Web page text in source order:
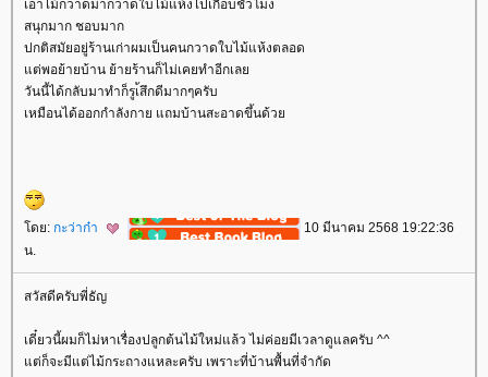
เอาไม้กวาดมากวาดใบไม้แห้งไปเกือบชั่วโมง
สนุกมาก ชอบมาก
ปกติสมัยอยู่ร้านเก่าผมเป็นคนกวาดใบไม้แห้งตลอด
ต่พอย้ายบ้าน ย้ายร้านก็ไม่เคยทำอีกเล
วันนี้ได้กลับมาทำก็รูเ้สึกดีมากๆครับ
เหมือนได้ออกกำลังกาย แถมบ้านสะอาดขึ้นด้ว
ดย: กะว่าก๋า
10 มีนาคม 2568 19:22:36
น.
สวัสดีครับพี่ธัญ
เดี๋ยวนี้ผมก็ไม่หาเรื่องปลูกต้นไม้ใหม่แล้ว ไม่ค่อยมีเวลาดูแลครับ ^^
ต่ก็จะมีแต่ไม้กระถางแหละครับ เพราะที่บ้านพื้นที่จำกัด